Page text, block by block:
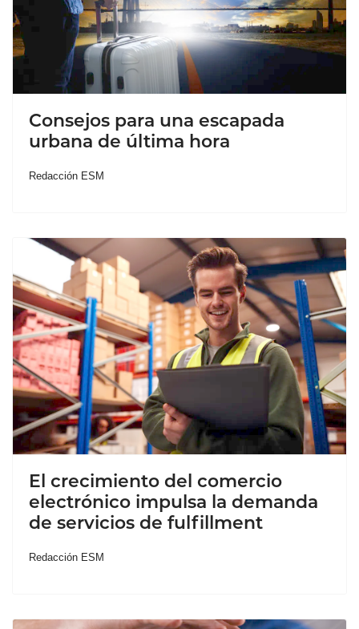
Consejos para una escapada
urbana de última hora
Redacción ESM
El crecimiento del comercio
electrónico impulsa la demanda
de servicios de fulfillment
Redacción ESM